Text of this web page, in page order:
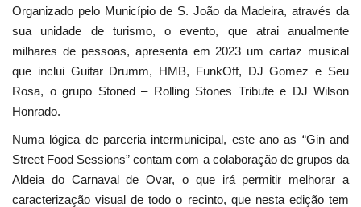
Organizado pelo Município de S. João da Madeira, através da
sua unidade de turismo, o evento, que atrai anualmente
milhares de pessoas, apresenta em 2023 um cartaz musical
que inclui Guitar Drumm, HMB, FunkOff, DJ Gomez e Seu
Rosa, o grupo Stoned – Rolling Stones Tribute e DJ Wilson
Honrado.
Numa lógica de parceria intermunicipal, este ano as “Gin and
Street Food Sessions” contam com a colaboração de grupos da
Aldeia do Carnaval de Ovar, o que irá permitir melhorar a
caracterização visual de todo o recinto, que nesta edição tem